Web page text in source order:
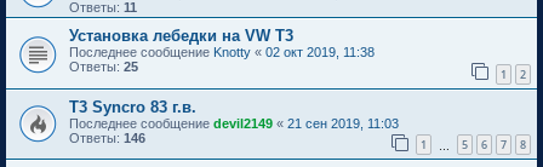
Ответы: 11
Установка лебедки на VW T3
Последнее сообщение Knotty « 02 окт 2019, 11:38
Ответы: 25 1 2
Т3 Syncro 83 г.в.
Последнее сообщение devil2149 « 21 сен 2019, 11:03
Ответы: 146 1 5 6 7 8